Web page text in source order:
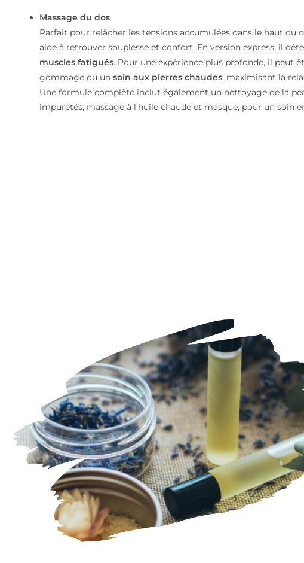
Massage du dos
Parfait pour relâcher les tensions accumulées dans le haut du
aide à retrouver souplesse et confort. En version express, il
muscles fatigués. Pour une expérience plus profonde, il peut
gommage ou un soin aux pierres chaudes, maximisant la
Une formule complète inclut également un nettoyage de la
impuretés, massage à l’huile chaude et masque, pour un soin